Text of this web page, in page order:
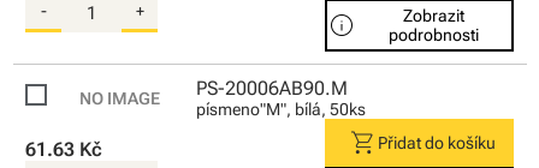
- + info
Zobrazit
podrobnosti
PS-20006AB90.M
písmeno"M", bílá, 50ks
61.63 Kč shopping_cart Přidat do košíku